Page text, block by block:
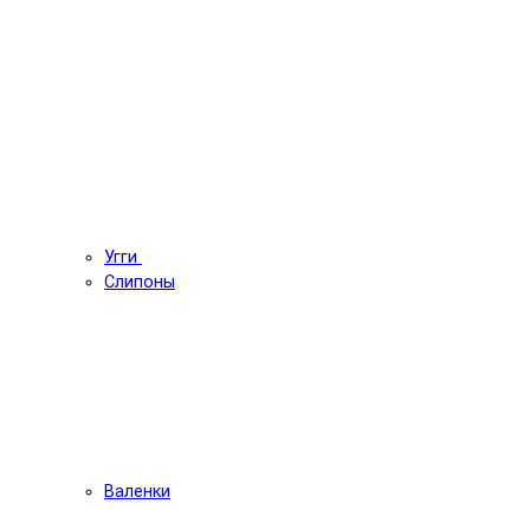
Угги
Слипоны
Валенки